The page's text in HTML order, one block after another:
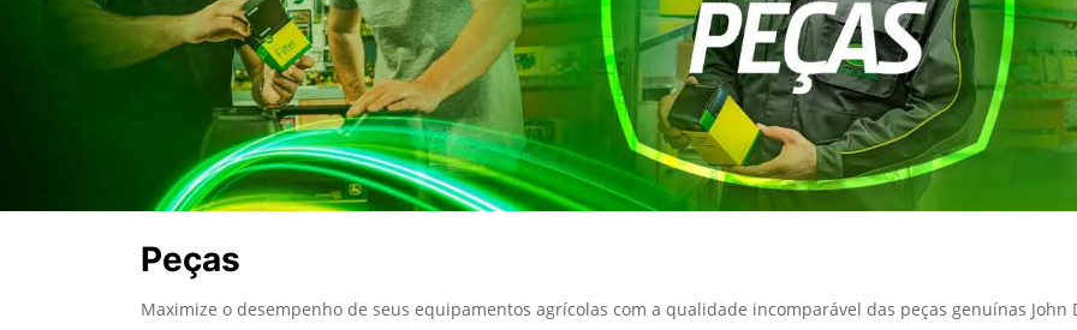
Peças
Maximize o desempenho de seus equipamentos agrícolas com a qualidade incomparável das peças genuínas John